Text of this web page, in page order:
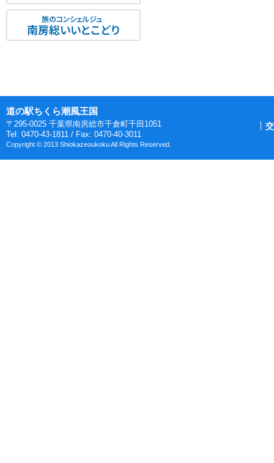
旅のコンシェルジュ
南房総いいとこどり
道の駅ちくら潮風王国
〒295-0025 千葉県南房総市千倉町千田1051
Tel: 0470-43-1811 / Fax: 0470-40-3011
Copyright © 2013 Shiokazeoukoku All Rights Reserved.